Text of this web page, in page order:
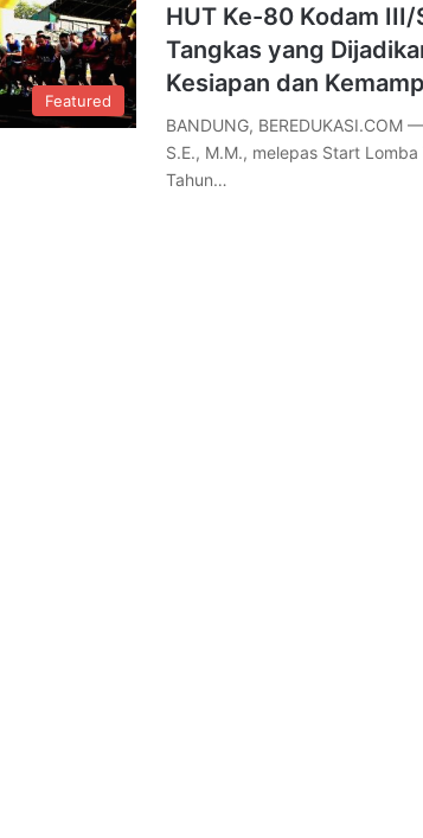
Featured
HUT Ke-80 Kodam
Tangkas yang
Kesiapan dan
BANDUNG, BEREDUKASI.COM
S.E., M.M., melepas Start
Tahun…